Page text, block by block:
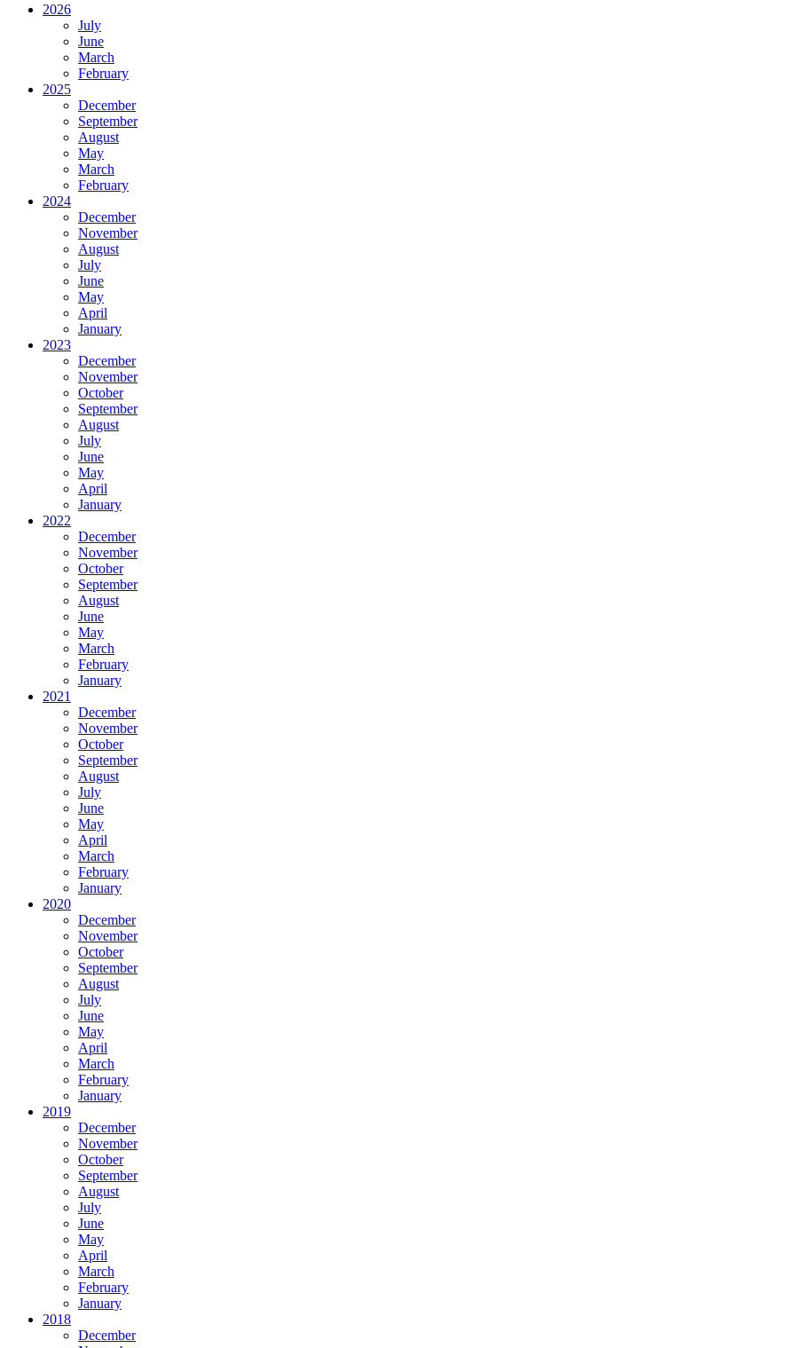
2026
July
June
March
February
2025
December
September
August
May
March
February
2024
December
November
August
July
June
May
April
January
2023
December
November
October
September
August
July
June
May
April
January
2022
December
November
October
September
August
June
May
March
February
January
2021
December
November
October
September
August
July
June
May
April
March
February
January
2020
December
November
October
September
August
July
June
May
April
March
February
January
2019
December
November
October
September
August
July
June
May
April
March
February
January
2018
December